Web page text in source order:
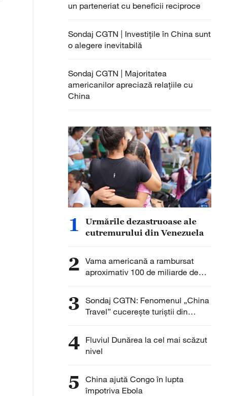
un parteneriat cu beneficii reciproce
Sondaj CGTN | Investițile în China sunt
o alegere inevitabilă
Sondaj CGTN | Majoritatea
americanilor apreciază relațiile cu
China
1
Urmările dezastruoase ale
cutremurului din Venezuela
2 Vama americană a rambursat
aproximativ 100 de miliarde de
dolari din taxele vamale colectate
3 Sondaj CGTN: Fenomenul „China
Travel” cucerește turiștii din
întreaga lume. Peste 90% dintre
creștere pentru China
4 Fluviul Dunărea la cel mai scăzut
nivel
5
China ajută Congo în lupta
împotriva Ebola